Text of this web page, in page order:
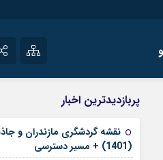
آپارات
رمز عبور
راه اندازی سایت و
سایت های خبری و
پربازدیدترین اخبار
نقشه گردشگری مازندران و
(1401) + مسیر دسترسی